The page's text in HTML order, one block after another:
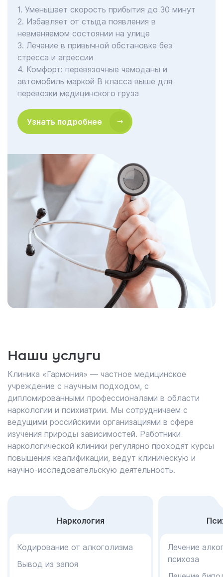
1. Уменьшает скорость прибытия до 30 минут
2. Избавляет от стыда появления в
невменяемом состоянии на улице
3. Лечение в привычной обстановке без
стресса и агрессии
4. Комфорт: перевязочные чемоданы и
автомобиль маркой В класса выше для
перевозки медицинского груза
Узнать подробнее
Наши услуги
Клиника «Гармония» — частное медицинское
учреждение с научным подходом, с
дипломированными профессионалами в области
наркологии и психиатрии. Мы сотрудничаем с
ведущими российскими организациями в сфере
изучения природы зависимостей. Работники
наркологической клиники регулярно проходят курсы
повышения квалификации, ведут клиническую и
научно-исследовательскую деятельность.
Наркология
Кодирование от алкоголизма
Вывод из запоя
Лечение
психоза